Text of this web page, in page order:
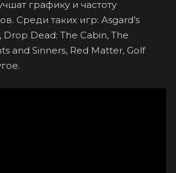
графику и частоту
Среди таких игр: Asgard’s
Drop Dead: The Cabin, The
and Sinners, Red Matter, Golf